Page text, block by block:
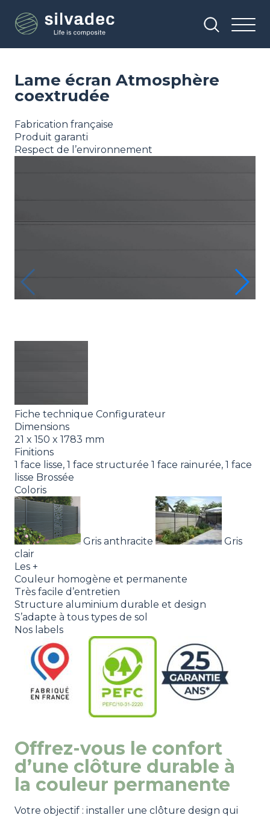
contenu
Lame écran Atmosphère
coextrudée
Fabrication française
Produit garanti
Respect de l’environnement
Fiche technique Configurateur
Dimensions
21 x 150 x 1783 mm
Finitions
1 face lisse, 1 face structurée 1 face rainurée, 1 face
lisse Brossée
Coloris
Gris anthracite
Gris
clair
Les +
Couleur homogène et permanente
Très facile d’entretien
Structure aluminium durable et design
S’adapte à tous types de sol
Nos labels
Offrez-vous le confort
d’une clôture durable à
la couleur permanente
Votre objectif : installer une clôture design qui